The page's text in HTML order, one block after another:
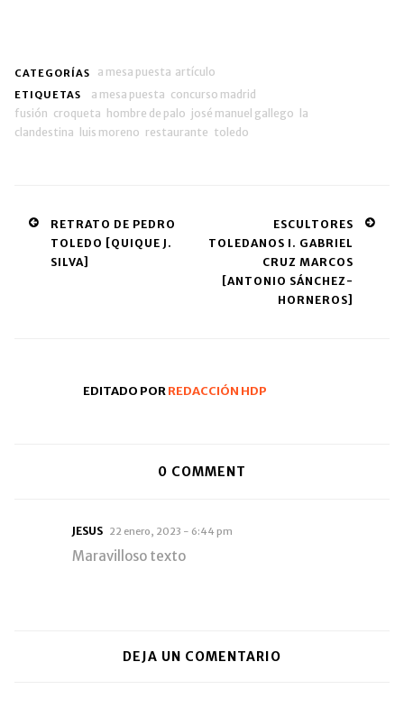
CATEGORÍAS a mesa puesta artículo
ETIQUETAS a mesa puesta concurso madrid
fusión croqueta hombre de palo josé manuel gallego la
clandestina luis moreno restaurante toledo
Post
navigation
RETRATO DE PEDRO
TOLEDO [QUIQUE J.
SILVA]
ESCULTORES
TOLEDANOS I. GABRIEL
CRUZ MARCOS
[ANTONIO SÁNCHEZ-
HORNEROS]
EDITADO PORREDACCIÓN HDP
0 COMMENT
JESUS 22 enero, 2023 - 6:44 pm
Maravilloso texto
DEJA UN COMENTARIO